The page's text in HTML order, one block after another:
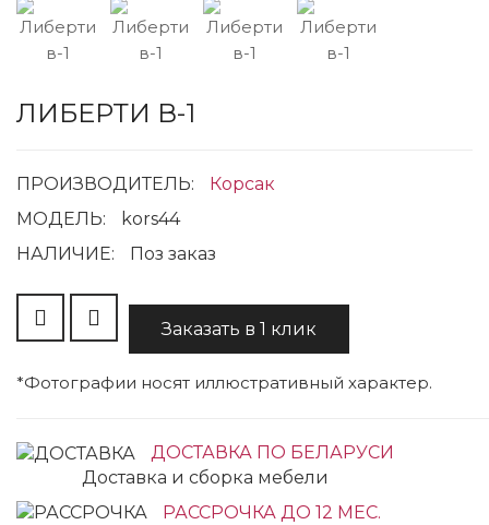
ЛИБЕРТИ В-1
ПРОИЗВОДИТЕЛЬ:
Корсак
МОДЕЛЬ:
kors44
НАЛИЧИЕ:
Поз заказ
Заказать в 1 клик
*Фотографии носят иллюстративный характер.
ДОСТАВКА ПО БЕЛАРУСИ
Доставка и сборка мебели
РАССРОЧКА ДО 12 МЕС.